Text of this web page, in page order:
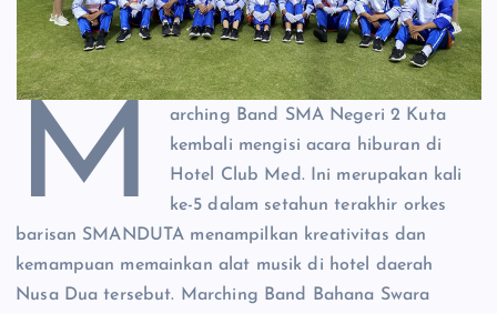
M
arching Band SMA Negeri 2 Kuta
kembali mengisi acara hiburan di
Hotel Club Med. Ini merupakan kali
ke-5 dalam setahun terakhir orkes
barisan SMANDUTA menampilkan kreativitas dan
kemampuan memainkan alat musik di hotel daerah
Nusa Dua tersebut. Marching Band Bahana Swara